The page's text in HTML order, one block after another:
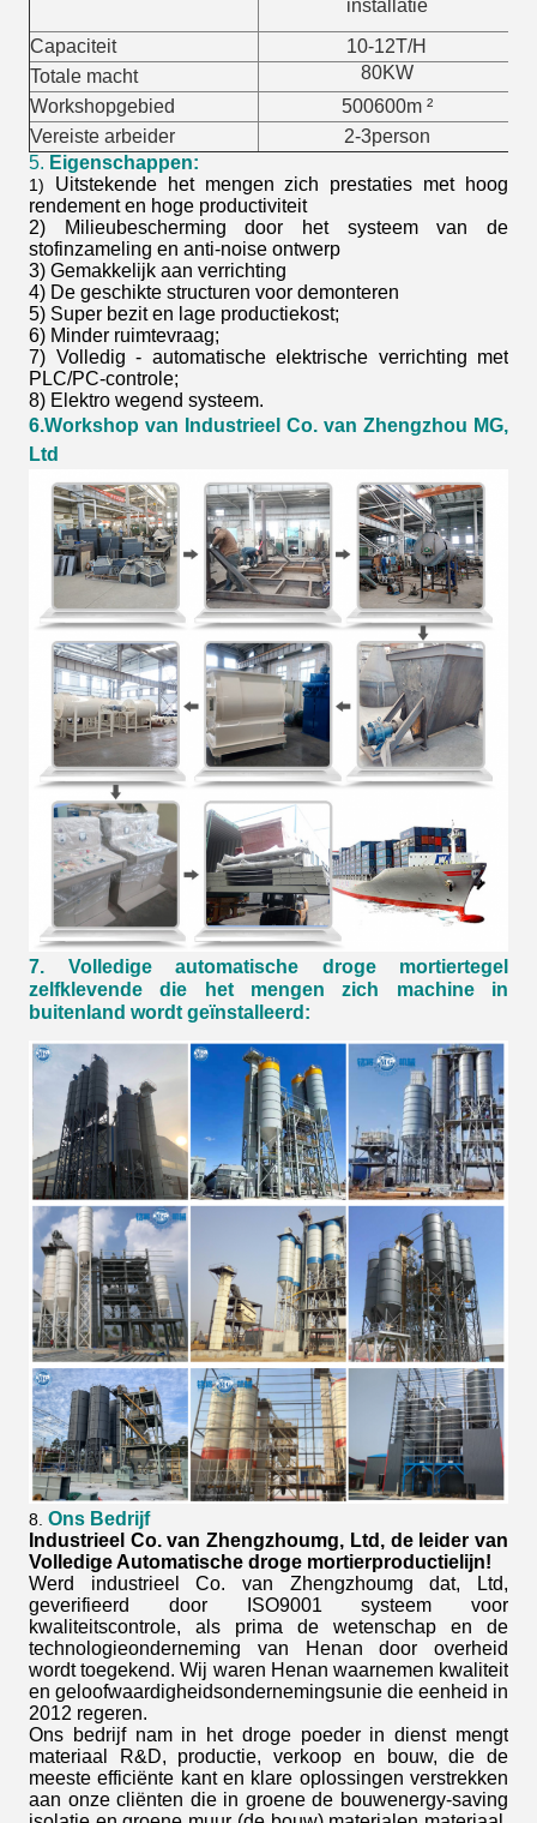
installatie
Capaciteit
10-12T/H
Totale macht
80KW
Workshopgebied
500600m ²
Vereiste arbeider
2-3person
5. Eigenschappen:
1) Uitstekende het mengen zich prestaties met hoog
rendement en hoge productiviteit
2) Milieubescherming door het systeem van de
stofinzameling en anti-noise ontwerp
3) Gemakkelijk aan verrichting
4) De geschikte structuren voor demonteren
5) Super bezit en lage productiekost;
6) Minder ruimtevraag;
7) Volledig - automatische elektrische verrichting met
PLC/PC-controle;
8) Elektro wegend systeem.
6.Workshop van Industrieel Co. van Zhengzhou MG,
Ltd
7.
Volledige automatische droge mortiertegel
zelfklevende die het mengen zich machine in
buitenland wordt geïnstalleerd:
8. Ons Bedrijf
Industrieel Co. van Zhengzhoumg, Ltd, de leider van
Volledige Automatische droge mortierproductielijn!
Werd industrieel Co. van Zhengzhoumg dat, Ltd,
geverifieerd door ISO9001 systeem voor
kwaliteitscontrole, als prima de wetenschap en de
technologieonderneming van Henan door overheid
wordt toegekend. Wij waren Henan waarnemen kwaliteit
en geloofwaardigheidsondernemingsunie die eenheid in
2012 regeren.
Ons bedrijf nam in het droge poeder in dienst mengt
materiaal R&D, productie, verkoop en bouw, die de
meeste efficiënte kant en klare oplossingen verstrekken
aan onze cliënten die in groene de bouwenergy-saving